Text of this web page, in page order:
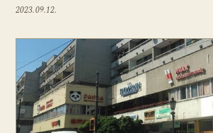
2023.09.12.